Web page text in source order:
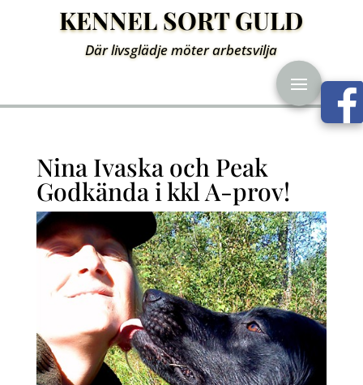
KENNEL SORT GULD
Där livsglädje möter arbetsvilja
Nina Ivaska och Peak
Godkända i kkl A-prov!